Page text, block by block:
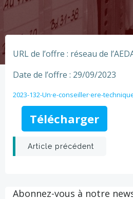
URL de l’offre : réseau de
Date de l’offre : 29/09/2023
2023-132-Un·e-conseiller·ere-
Télécharger
Post
Article précédent
Abonnez-vous à notre